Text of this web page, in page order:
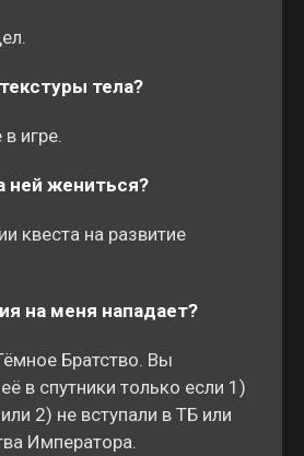
тела?
игре.
ней жениться?
квеста на развитие
на меня нападает?
Братство. Вы
в спутники только если 1)
2) не вступали в ТБ или
Императора.